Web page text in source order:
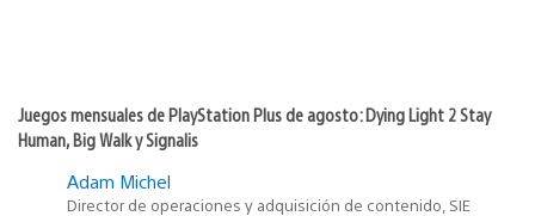
Juegos mensuales de PlayStation Plus de agosto: Dying Light 2 Stay
Human, Big Walk y Signalis
Adam Michel
Director de operaciones y adquisición de contenido, SIE